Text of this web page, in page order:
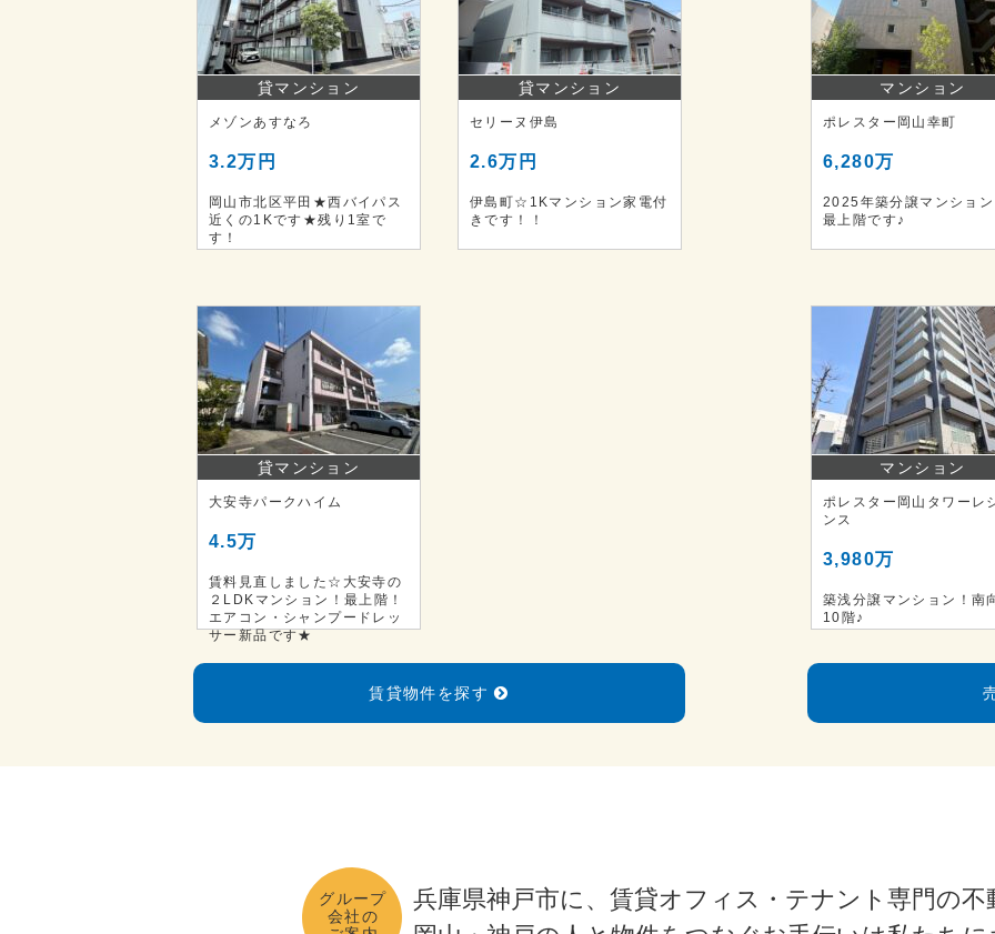
貸マンション
メゾンあすなろ
3.2万円
岡山市北区平田★西バイパス
近くの1Kです★残り1室で
す！
貸マンション
セリーヌ伊島
2.6万円
伊島町☆1Kマンション家電付
きです！！
貸マンション
大安寺パークハイム
4.5万
賃料見直しました☆大安寺の
２LDKマンション！最上階！
エアコン・シャンプードレッ
サー新品です★
賃貸物件を探す
マンション
ポレスター岡山幸町
6,280万
2025年築分譲マンショ
最上階です♪
マンション
ポレスター岡山タワーレ
ンス
3,980万
築浅分譲マンション！南
10階♪
グループ
会社の
兵庫県神戸市に、賃貸オフィス・テナント専門の不